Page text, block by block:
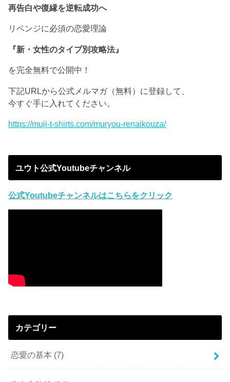
再告白や復縁を逆転成功へ
リベンジに必須の恋愛理論
『新・女性のタイプ別攻略法』
を完全無料で公開中！
下記URLから公式メルマガ（無料）に登録して、
今すぐ手に入れてください。
https://muji-t-shirts.com/muryou-renaikouza/
ユウト公式Youtubeチャンネル
公式Youtubeチャンネルはこちらをクリック
カテゴリー
恋愛の基本 (7)